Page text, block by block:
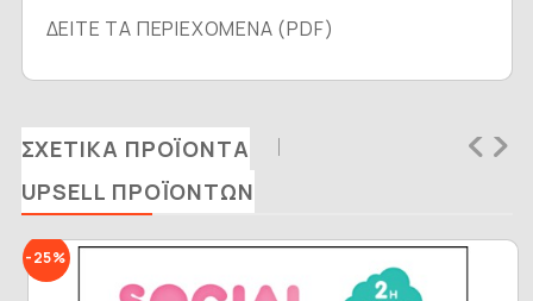
ΔΕΙΤΕ ΤΑ ΠΕΡΙΕΧΟΜΕΝΑ (PDF)
ΣΧΕΤΙΚΆ ΠΡΟΪΌΝΤΑ
UPSELL ΠΡΟΪΌΝΤΩΝ
-25%